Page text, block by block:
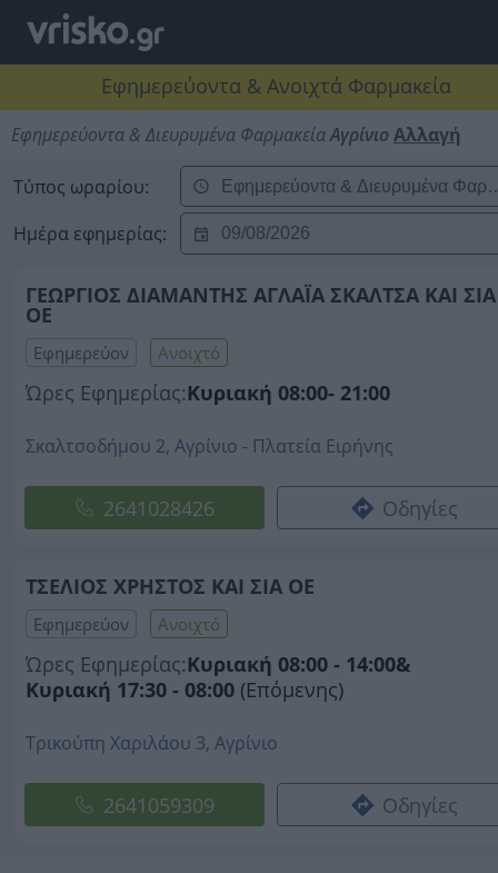
Εφημερεύοντα & Ανοιχτά Φαρμακεία
Εφημερεύοντα & Διευρυμένα ΦαρμακείαΑγρίνιο Αλλαγή
Τύπος ωραρίου:
Ημέρα εφημερίας:
ΓΕΩΡΓΙΟΣ ΔΙΑΜΑΝΤΗΣ ΑΓΛΑΪΑ ΣΚΑΛΤΣΑ ΚΑΙ ΣΙΑ
ΟΕ
Εφημερεύον Ανοιχτό
Ώρες Εφημερίας:Κυριακή 08:00- 21:00
Σκαλτσοδήμου 2, Αγρίνιο - Πλατεία Ειρήνης
2641028426 Οδηγίες
ΤΣΕΛΙΟΣ ΧΡΗΣΤΟΣ ΚΑΙ ΣΙΑ ΟΕ
Εφημερεύον Ανοιχτό
Ώρες Εφημερίας:Κυριακή 08:00 - 14:00&
Κυριακή 17:30 - 08:00 (Επόμενης)
Τρικούπη Χαριλάου 3, Αγρίνιο
2641059309 Οδηγίες